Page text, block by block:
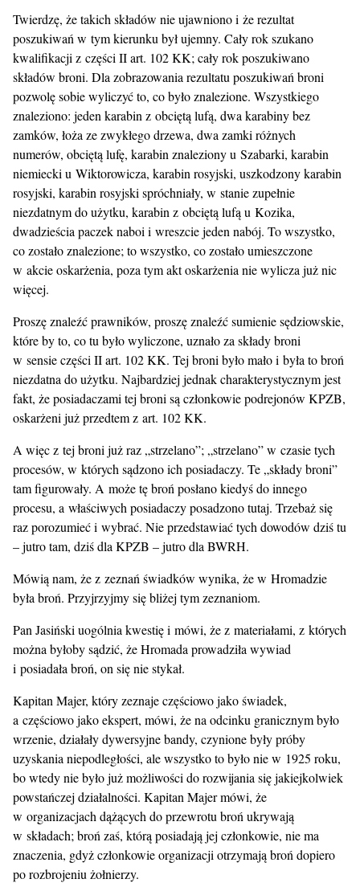
Twierdzę, że takich składów nie ujawniono i że rezultat
poszukiwań w tym kierunku był ujemny. Cały rok szukano
kwalifikacji z części II art. 102 KK; cały rok poszukiwano
składów broni. Dla zobrazowania rezultatu poszukiwań broni
pozwolę sobie wyliczyć to, co było znalezione. Wszystkiego
znaleziono: jeden karabin z obciętą lufą, dwa karabiny bez
zamków, łoża ze zwykłego drzewa, dwa zamki różnych
numerów, obciętą lufę, karabin znaleziony u Szabarki, karabin
niemiecki u Wiktorowicza, karabin rosyjski, uszkodzony karabin
rosyjski, karabin rosyjski spróchniały, w stanie zupełnie
niezdatnym do użytku, karabin z obciętą lufą u Kozika,
dwadzieścia paczek naboi i wreszcie jeden nabój. To wszystko,
co zostało znalezione; to wszystko, co zostało umieszczone
w akcie oskarżenia, poza tym akt oskarżenia nie wylicza już nic
więcej.
Proszę znaleźć prawników, proszę znaleźć sumienie sędziowskie,
które by to, co tu było wyliczone, uznało za składy broni
w sensie części II art. 102 KK. Tej broni było mało i była to broń
niezdatna do użytku. Najbardziej jednak charakterystycznym jest
fakt, że posiadaczami tej broni są członkowie podrejonów KPZB,
oskarżeni już przedtem z art. 102 KK.
A więc z tej broni już raz „strzelano”; „strzelano” w czasie tych
procesów, w których sądzono ich posiadaczy. Te „składy broni”
tam figurowały. A może tę broń posłano kiedyś do innego
procesu, a właściwych posiadaczy posadzono tutaj. Trzebaż się
raz porozumieć i wybrać. Nie przedstawiać tych dowodów dziś tu
– jutro tam, dziś dla KPZB – jutro dla BWRH.
Mówią nam, że z zeznań świadków wynika, że w Hromadzie
była broń. Przyjrzyjmy się bliżej tym zeznaniom.
Pan Jasiński uogólnia kwestię i mówi, że z materiałami, z których
można byłoby sądzić, że Hromada prowadziła wywiad
i posiadała broń, on się nie stykał.
Kapitan Majer, który zeznaje częściowo jako świadek,
a częściowo jako ekspert, mówi, że na odcinku granicznym było
wrzenie, działały dywersyjne bandy, czynione były próby
uzyskania niepodległości, ale wszystko to było nie w 1925 roku,
bo wtedy nie było już możliwości do rozwijania się jakiejkolwiek
powstańczej działalności. Kapitan Majer mówi, że
w organizacjach dążących do przewrotu broń ukrywają
w składach; broń zaś, którą posiadają jej członkowie, nie ma
znaczenia, gdyż członkowie organizacji otrzymają broń dopiero
po rozbrojeniu żołnierzy.